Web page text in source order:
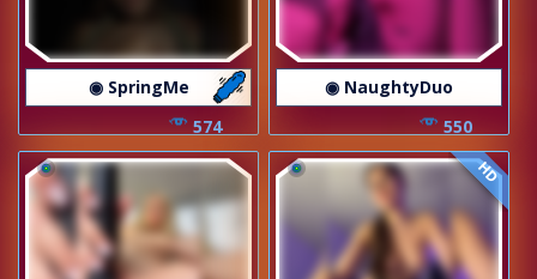
◉ SpringMe
574
◉ NaughtyDuo
550
HD